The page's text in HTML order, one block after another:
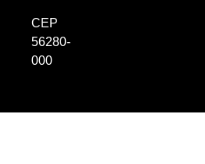
CEP
56280-
000